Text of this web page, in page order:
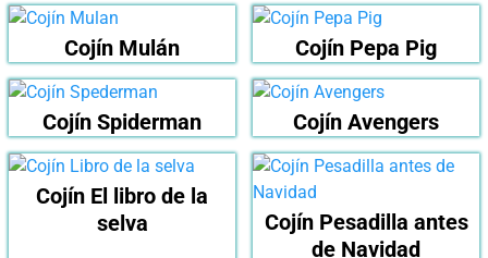
Cojín Mulán Cojín Pepa Pig
Cojín Spiderman Cojín Avengers
Cojín El libro de la
selva
Cojín Pesadilla antes
de Navidad